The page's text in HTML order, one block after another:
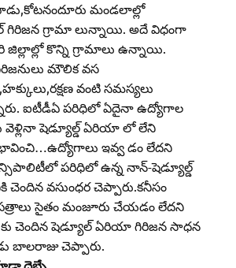
మండలాల్లో
గిరిజన గ్రామా లున్నాయి. అదే విధంగా
కొన్ని గ్రామాలు ఉన్నాయి.
మౌలిక వస
వంటి సమస్యలు
ఐటీడీఏ పరిధిలో ఏదైనా ఉద్యోగాల
వెళ్లినా షెడ్యూల్డ్‌ ఏరియా లో లేని
ఇవ్వ డం లేదని
పరిధిలో ఉన్న నాన్‌-షెడ్యూల్డ్‌
చెందిన వసుంధర చెప్పారు.కనీసం
సైతం మంజూరు చేయడం లేదని
కు చెందిన షెడ్యూల్‌ ఏరియా గిరిజన సాధన
బాలరాజు చెప్పారు.